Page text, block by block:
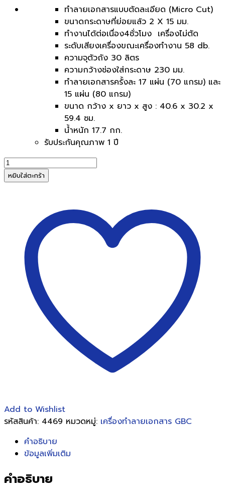
ทำลายเอกสารแบบตัดละเอียด (Micro Cut)
ขนาดกระดาษที่ย่อยแล้ว 2 X 15 มม.
ทำงานได้ต่อเนื่อง4ชั่วโมง เครื่องไม่ตัด
ระดับเสียงเครื่องขณะเครื่องทำงาน 58 db.
ความจุตัวถัง 30 ลิตร
ความกว้างช่องใส่กระดาษ 230 มม.
ทำลายเอกสารครั้งละ 17 แผ่น (70 แกรม) และ
15 แผ่น (80 แกรม)
ขนาด กว้าง x ยาว x สูง : 40.6 x 30.2 x
59.4 ซม.
น้ำหนัก 17.7 กก.
รับประกันคุณภาพ 1 ปี
จำนวน
เครื่อง
ทำลาย
ShredMaster
หยิบใส่ตะกร้า
Add to Wishlist
รหัสสินค้า: 4469 หมวดหมู่: เครื่องทำลายเอกสาร GBC
คำอธิบาย
ข้อมูลเพิ่มเติม
คำอธิบาย